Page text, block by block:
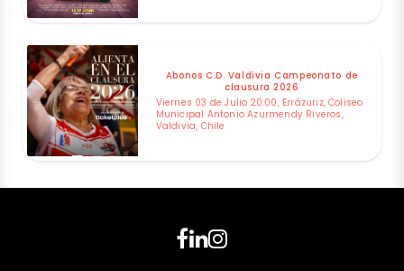
Abonos C.D. Valdivia Campeonato de
clausura 2026
Viernes 03 de Julio 20:00, Errázuriz, Coliseo
Municipal Antonio Azurmendy Riveros,
Valdivia, Chile